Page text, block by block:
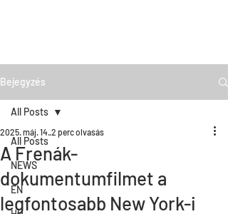
Bejegyzés
All Posts
NEWS
EN
All Posts
A Frenák-
dokumentumfilmet a
legfontosabb New York-i
2025. máj. 14.2 perc olvasás